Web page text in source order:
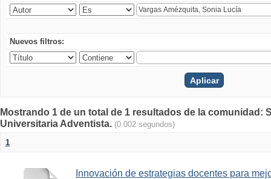
Nuevos filtros:
Mostrando 1 de un total de 1 resultados de la comunidad:
Universitaria Adventista. (0.002 segundos)
1
Innovación de estrategias docentes para